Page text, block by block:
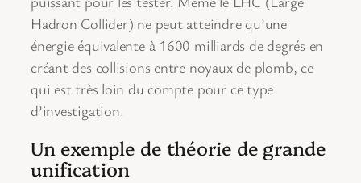
Hadron Collider) ne peut atteindre qu’une
énergie équivalente à 1600 milliards de degrés en
créant des collisions entre noyaux de plomb, ce
qui est très loin du compte pour ce type
d’investigation.
Un exemple de théorie de grande
unification